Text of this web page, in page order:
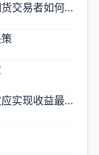
卖盘明显高于买盘代表什么？股票期货交易者如何应对
如何把握大盘、板块与个股的联动效应实现收益最大化？